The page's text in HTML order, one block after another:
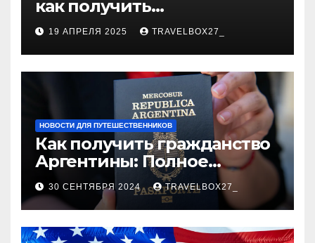
как получить
финансирование в любое
время
19 АПРЕЛЯ 2025 TRAVELBOX27_
НОВОСТИ ДЛЯ ПУТЕШЕСТВЕННИКОВ
Как получить гражданство
Аргентины: Полное
руководство
30 СЕНТЯБРЯ 2024 TRAVELBOX27_